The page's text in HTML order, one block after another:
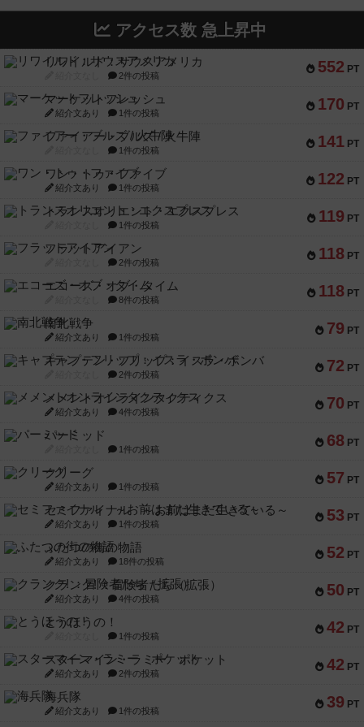
アクセス数 急上昇中
552 PT
リワイルド：サウスアメリカ
2件の投稿
170 PT
マーケットフレッシュ
紹介文あり 1件の投稿
141 PT
ファイアー・ブルズ / 火牛陣
1件の投稿
122 PT
ワン・トゥ・ファイブ
紹介文あり 1件の投稿
119 PT
トランスオリエント・エクスプレス
1件の投稿
118 PT
フラットアイアン
2件の投稿
118 PT
エコーズ・オブ・タイム
8件の投稿
79 PT
南北戦争
紹介文あり 1件の投稿
72 PT
キャプテン・フリップ：イスラ・ボンバ
2件の投稿
70 PT
メメントオンラインタクティクス
紹介文あり 4件の投稿
68 PT
パーミッド
1件の投稿
57 PT
クリーグ
紹介文あり 1件の投稿
53 PT
セミファイナル ～お前はまだ生きている～
紹介文あり 1件の投稿
52 PT
ふたつの街の物語
紹介文あり 18件の投稿
50 PT
クランク! ：冒険者たち（拡張）
紹介文あり 4件の投稿
42 PT
とうほうの！
1件の投稿
42 PT
スターマイン・ラミー ポケット
紹介文あり 2件の投稿
39 PT
海兵隊
紹介文あり 1件の投稿